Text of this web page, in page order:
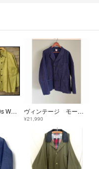
希少 1900s 1910s WW1 大戦 米軍 2ポケット シャツ ジャケット ヴィンテージ モールスキン カバーオール ダブルジャケット
¥21,990